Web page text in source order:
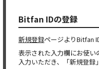
Bitfan IDの登録
新規登録ページよりBitfan
表示された入力欄にお使
入力いただき、「新規登録